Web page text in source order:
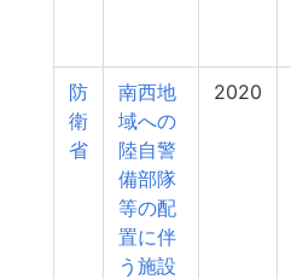
防
衛
省
南西地
域への
陸自警
備部隊
等の配
置に伴
う施設
2020